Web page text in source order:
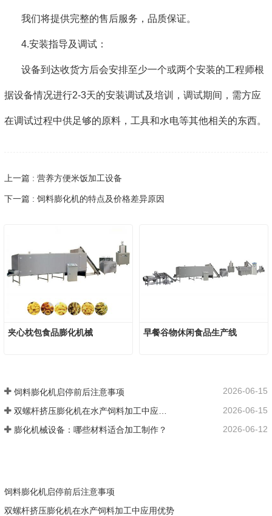
我们将提供完整的售后服务，品质保证。
4.安装指导及调试：
设备到达收货方后会安排至少一个或两个安装的工程师根
据设备情况进行2-3天的安装调试及培训，调试期间，需方应
在调试过程中供足够的原料，工具和水电等其他相关的东西。
上一篇 : 营养方便米饭加工设备
下一篇 : 饲料膨化机的特点及价格差异原因
夹心枕包食品膨化机械 早餐谷物休闲食品生产线
饲料膨化机启停前后注意事项 2026-06-15
2026-06-15
膨化机械设备：哪些材料适合加工制作？ 2026-06-12
饲料膨化机启停前后注意事项
双螺杆挤压膨化机在水产饲料加工中应用优势